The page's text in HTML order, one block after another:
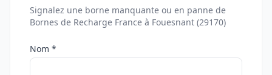
Signalez une borne manquante ou en panne de
Bornes de Recharge France à Fouesnant (29170)
Nom *